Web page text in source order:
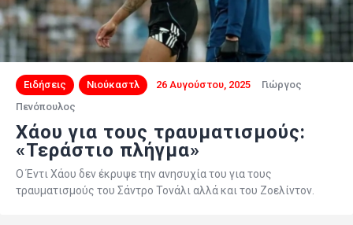
Ειδήσεις Νιούκαστλ 26 Αυγούστου, 2025
Γιώργος
Πενόπουλος
Χάου για τους τραυματισμούς:
«Τεράστιο πλήγμα»
Ο Έντι Χάου δεν έκρυψε την ανησυχία του για τους
τραυματισμούς του Σάντρο Τονάλι αλλά και του Ζοελίντον.